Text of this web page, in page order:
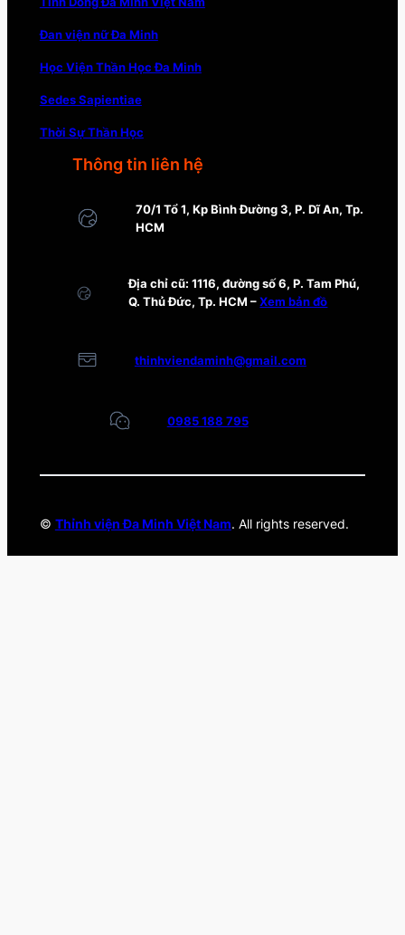
Đan viện nữ Đa Minh
Học Viện Thần Học Đa Minh
Sedes Sapientiae
Thời Sự Thần Học
Thông tin liên hệ
70/1 Tổ 1, Kp Bình Đường 3, P. Dĩ An, Tp.
HCM
Địa chỉ cũ: 1116, đường số 6, P. Tam Phú,
Q. Thủ Đức, Tp. HCM –Xem bản đồ
thinhviendaminh@gmail.com
0985 188 795
© Thỉnh viện Đa Minh Việt Nam. All rights reserved.